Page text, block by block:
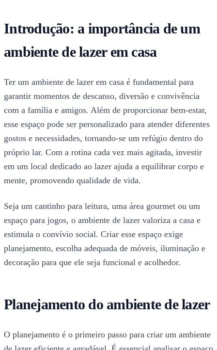
Introdução: a importância de um
ambiente de lazer em casa
Ter um ambiente de lazer em casa é fundamental para
garantir momentos de descanso, diversão e convivência
com a família e amigos. Além de proporcionar bem-estar,
esse espaço pode ser personalizado para atender diferentes
gostos e necessidades, tornando-se um refúgio dentro do
próprio lar. Com a rotina cada vez mais agitada, investir
em um local dedicado ao lazer ajuda a equilibrar corpo e
mente, promovendo qualidade de vida.
Seja um cantinho para leitura, uma área gourmet ou um
espaço para jogos, o ambiente de lazer valoriza a casa e
estimula o convívio social. Criar esse espaço exige
planejamento, escolha adequada de móveis, iluminação e
decoração para que ele seja funcional e acolhedor.
Planejamento do ambiente de lazer
O planejamento é o primeiro passo para criar um ambiente